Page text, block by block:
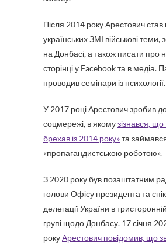
Після 2014 року Арестович став
українських ЗМІ військові теми,
на Донбасі, а також писати про
сторінці у Facebook та в медіа.
проводив семінари із психології.
У 2017 році Арестович зробив
соцмережі, в якомузізнався, що
брехав із 2014 року»та
«пропагандистською роботою».
З 2020 року був позаштатним
голови Офісу президента та
делегації України в
групі щодо Донбасу. 17 січня
рокуАрестович повідомив, що